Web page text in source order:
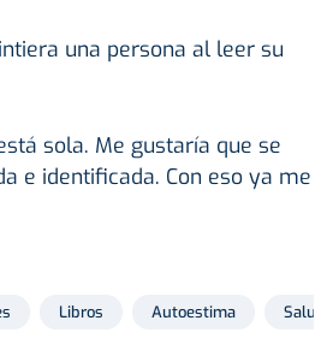
una persona al leer su
sola. Me gustaría que se
e identificada. Con eso ya me
Libros Autoestima Salud